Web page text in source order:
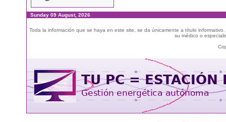
Sunday 09 August, 2026
Toda la información que se haya en este site, se da únicamente a título
su médico o